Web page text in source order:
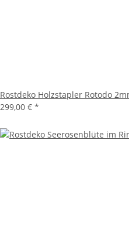
Rostdeko Holzstapler Rotodo
299,00 € *